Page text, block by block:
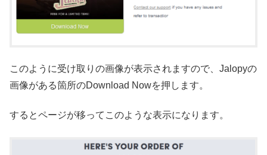
このように受け取りの画像が表示されますので、Jalopyの
画像がある箇所のDownload Nowを押します。
するとページが移ってこのような表示になります。